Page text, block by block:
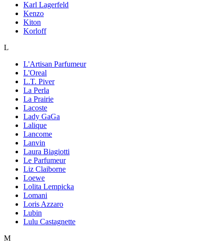
Karl Lagerfeld
Kenzo
Kiton
Korloff
L
L'Artisan Parfumeur
L'Oreal
L.T. Piver
La Perla
La Prairie
Lacoste
Lady GaGa
Lalique
Lancome
Lanvin
Laura Biagiotti
Le Parfumeur
Liz Claiborne
Loewe
Lolita Lempicka
Lomani
Loris Azzaro
Lubin
Lulu Castagnette
M